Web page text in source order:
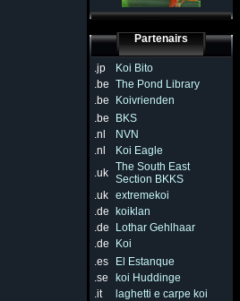
Partenairs
.jp
Koi Bito
.be The Pond Library
.be
Koivrienden
.be
BKS
.nl
NVN
.nl
Koi Eagle
.uk The South East
Section BKKS
.uk extremekoi
.de
koiklan
.de
Lothar Gehlhaar
.de
Koi
.es
El Estanque
.se
koi Huddinge
.it
laghetti e carpe koi